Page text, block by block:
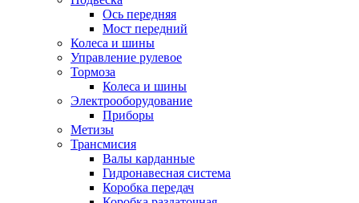
Ось передняя
Мост передний
Колеса и шины
Управление рулевое
Тормоза
Колеса и шины
Электрооборудование
Приборы
Метизы
Трансмисия
Валы карданные
Гидронавесная система
Коробка передач